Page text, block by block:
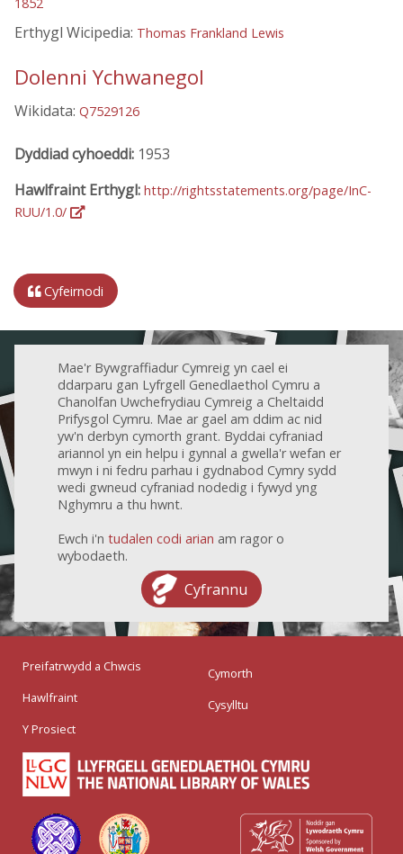
1852
Erthygl Wicipedia: Thomas Frankland Lewis
Dolenni Ychwanegol
Wikidata: Q7529126
Dyddiad cyhoeddi: 1953
Hawlfraint Erthygl: http://rightsstatements.org/page/InC-
RUU/1.0/
Cyfeirnodi
Mae'r Bywgraffiadur Cymreig yn cael ei
ddarparu gan Lyfrgell Genedlaethol Cymru a
Chanolfan Uwchefrydiau Cymreig a Cheltaidd
Prifysgol Cymru. Mae ar gael am ddim ac nid
yw'n derbyn cymorth grant. Byddai cyfraniad
ariannol yn ein helpu i gynnal a gwella'r wefan er
mwyn i ni fedru parhau i gydnabod Cymry sydd
wedi gwneud cyfraniad nodedig i fywyd yng
Nghymru a thu hwnt.
Ewch i'n tudalen codi arian am ragor o
wybodaeth.
Cyfrannu
Preifatrwydd a Chwcis
Hawlfraint
Y Prosiect
Cymorth
Cysylltu